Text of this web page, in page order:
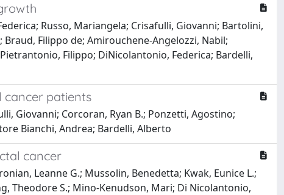
Russo, Mariangela; Crisafulli, Giovanni; Bartolini,
Filippo de; Amirouchene-Angelozzi, Nabil;
Filippo; DiNicolantonio, Federica; Bardelli,
cancer patients
Giovanni; Corcoran, Ryan B.; Ponzetti, Agostino;
Bianchi, Andrea; Bardelli, Alberto
cancer
Leanne G.; Mussolin, Benedetta; Kwak, Eunice L.;
Theodore S.; Mino-Kenudson, Mari; Di Nicolantonio,